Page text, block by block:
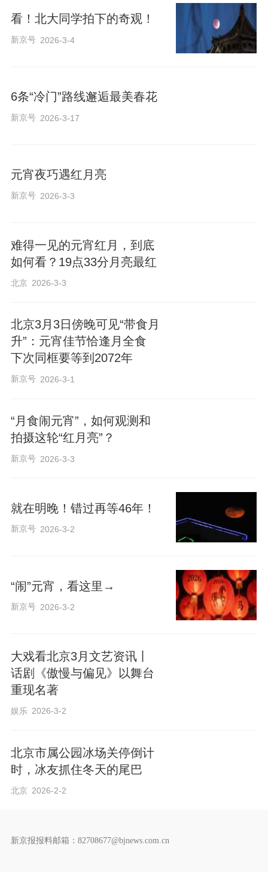
看！北大同学拍下的奇观！
新京号 2026-3-4
6条“冷门”路线邂逅最美春花
新京号 2026-3-17
元宵夜巧遇红月亮
新京号 2026-3-3
难得一见的元宵红月，到底
如何看？19点33分月亮最红
北京 2026-3-3
北京3月3日傍晚可见“带食月
升”：元宵佳节恰逢月全食
下次同框要等到2072年
新京号 2026-3-1
“月食闹元宵”，如何观测和
拍摄这轮“红月亮”？
新京号 2026-3-3
就在明晚！错过再等46年！
新京号 2026-3-2
“闹”元宵，看这里→
新京号 2026-3-2
大戏看北京3月文艺资讯丨
话剧《傲慢与偏见》以舞台
重现名著
娱乐 2026-3-2
北京市属公园冰场关停倒计
时，冰友抓住冬天的尾巴
北京 2026-2-2
新京报报料邮箱：82708677@bjnews.com.cn